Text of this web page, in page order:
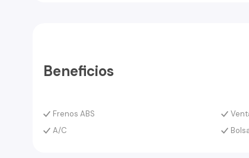
Beneficios
Frenos ABS
A/C